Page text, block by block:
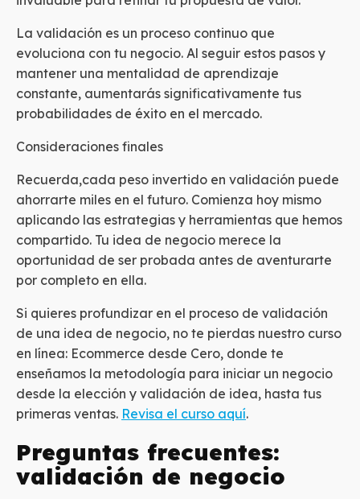
La validación es un proceso continuo que
evoluciona con tu negocio. Al seguir estos pasos y
mantener una mentalidad de aprendizaje
constante, aumentarás significativamente tus
probabilidades de éxito en el mercado.
Consideraciones finales
Recuerda,cada peso invertido en validación puede
ahorrarte miles en el futuro. Comienza hoy mismo
aplicando las estrategias y herramientas que hemos
compartido. Tu idea de negocio merece la
oportunidad de ser probada antes de aventurarte
por completo en ella.
Si quieres profundizar en el proceso de validación
de una idea de negocio, no te pierdas nuestro curso
en línea: Ecommerce desde Cero, donde te
enseñamos la metodología para iniciar un negocio
desde la elección y validación de idea, hasta tus
primeras ventas. Revisa el curso aquí.
Preguntas frecuentes:
validación de negocio